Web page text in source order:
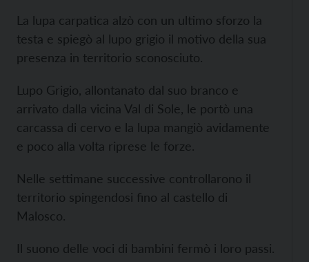
La lupa carpatica alzò con un ultimo sforzo la
testa e spiegò al lupo grigio il motivo della sua
presenza in territorio sconosciuto.
Lupo Grigio, allontanato dal suo branco e
arrivato dalla vicina Val di Sole, le portò una
carcassa di cervo e la lupa mangiò avidamente
e poco alla volta riprese le forze.
Nelle settimane successive controllarono il
territorio spingendosi fino al castello di
Malosco.
Il suono delle voci di bambini fermò i loro passi.